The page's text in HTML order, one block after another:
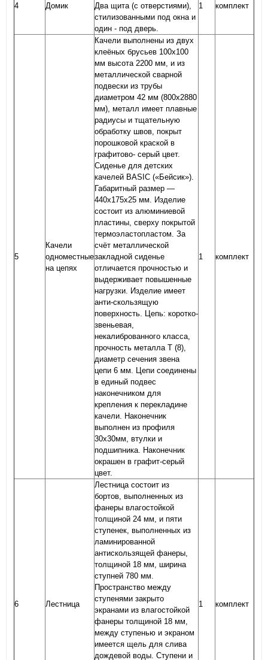
4 Домик
Два щита (с отверстиями),
стилизованными под окна и
один - под дверь.
1 комплект
5
Качели
одноместные
на цепях
Качели выполнены из двух
клеёных брусьев 100х100
мм высота 2200 мм, и из
металлической сварной
подвески из трубы
диаметром 42 мм (800х2880
мм), металл имеет плавные
радиусы и тщательную
обработку швов, покрыт
порошковой краской в
графитово- серый цвет.
Сиденье для детских
качелей BASIC («Бейсик»).
Габаритный размер —
440х175х25 мм. Изделие
состоит из алюминиевой
пластины, сверху покрытой
термоэластопластом. За
счёт металлической
закладной сиденье
отличается прочностью и
выдерживает повышенные
нагрузки. Изделие имеет
анти-скользящую
поверхность. Цепь: коротко-
звеньевая,
некалиброванного класса,
прочность металла Т (8),
диаметр сечения звена
цепи 6 мм. Цепи соединены
в единый подвес
наконечником для
крепления к перекладине
качели. Наконечник
выполнен из профиля
30х30мм, втулки и
подшипника. Наконечник
окрашен в графит-серый
цвет.
1 комплект
6 Лестница
Лестница состоит из
бортов, выполненных из
фанеры влагостойкой
толщиной 24 мм, и пяти
ступенек, выполненных из
ламинированной
антискользящей фанеры,
толщиной 18 мм, ширина
ступней 780 мм.
Пространство между
ступенями закрыто
экранами из влагостойкой
фанеры толщиной 18 мм,
между ступенью и экраном
имеется щель для слива
дождевой воды. Ступени и
1 комплект